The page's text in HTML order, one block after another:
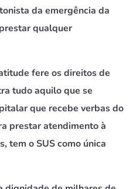
da emergência da
qualquer
fere os direitos de
tudo aquilo que se
que recebe verbas do
prestar atendimento à
tem o SUS como única